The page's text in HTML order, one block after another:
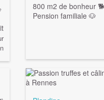
800 m2 de bonheur
Pension familiale 🐶